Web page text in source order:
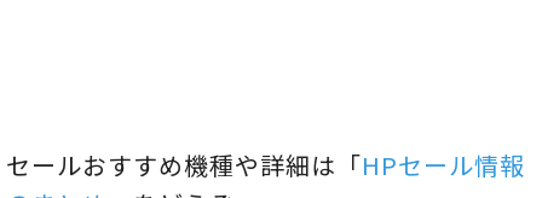
セールおすすめ機種や詳細は「HPセール情報